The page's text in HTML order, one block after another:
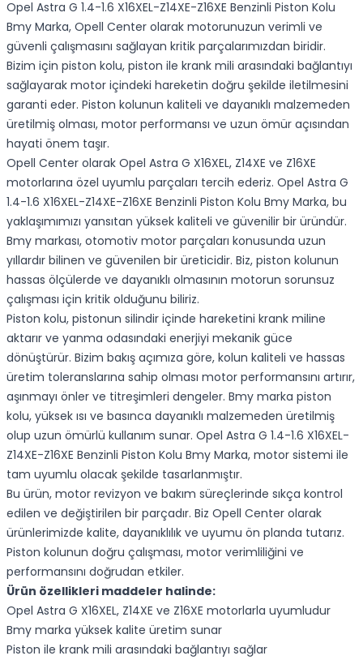
Opel Astra G 1.4-1.6 X16XEL-Z14XE-Z16XE Benzinli Piston Kolu
Bmy Marka, Opell Center olarak motorunuzun verimli ve
güvenli çalışmasını sağlayan kritik parçalarımızdan biridir.
Bizim için piston kolu, piston ile krank mili arasındaki bağlantıyı
sağlayarak motor içindeki hareketin doğru şekilde iletilmesini
garanti eder. Piston kolunun kaliteli ve dayanıklı malzemeden
üretilmiş olması, motor performansı ve uzun ömür açısından
hayati önem taşır.
Opell Center olarak Opel Astra G X16XEL, Z14XE ve Z16XE
motorlarına özel uyumlu parçaları tercih ederiz. Opel Astra G
1.4-1.6 X16XEL-Z14XE-Z16XE Benzinli Piston Kolu Bmy Marka, bu
yaklaşımımızı yansıtan yüksek kaliteli ve güvenilir bir üründür.
Bmy markası, otomotiv motor parçaları konusunda uzun
yıllardır bilinen ve güvenilen bir üreticidir. Biz, piston kolunun
hassas ölçülerde ve dayanıklı olmasının motorun sorunsuz
çalışması için kritik olduğunu biliriz.
Piston kolu, pistonun silindir içinde hareketini krank miline
aktarır ve yanma odasındaki enerjiyi mekanik güce
dönüştürür. Bizim bakış açımıza göre, kolun kaliteli ve hassas
üretim toleranslarına sahip olması motor performansını artırır,
aşınmayı önler ve titreşimleri dengeler. Bmy marka piston
kolu, yüksek ısı ve basınca dayanıklı malzemeden üretilmiş
olup uzun ömürlü kullanım sunar. Opel Astra G 1.4-1.6 X16XEL-
Z14XE-Z16XE Benzinli Piston Kolu Bmy Marka, motor sistemi ile
tam uyumlu olacak şekilde tasarlanmıştır.
Bu ürün, motor revizyon ve bakım süreçlerinde sıkça kontrol
edilen ve değiştirilen bir parçadır. Biz Opell Center olarak
ürünlerimizde kalite, dayanıklılık ve uyumu ön planda tutarız.
Piston kolunun doğru çalışması, motor verimliliğini ve
performansını doğrudan etkiler.
Ürün özellikleri maddeler halinde:
Opel Astra G X16XEL, Z14XE ve Z16XE motorlarla uyumludur
Bmy marka yüksek kalite üretim sunar
Piston ile krank mili arasındaki bağlantıyı sağlar